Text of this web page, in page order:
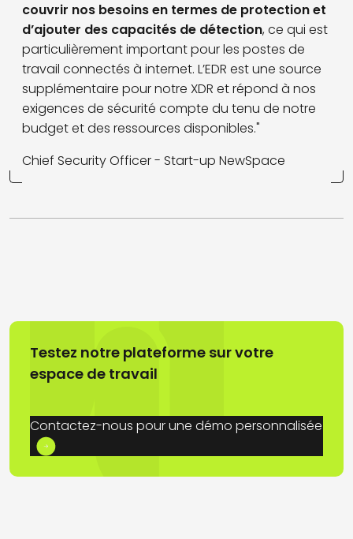
couvrir nos besoins en termes de protection et
d’ajouter des capacités de détection, ce qui est
particulièrement important pour les postes de
travail connectés à internet. L’EDR est une source
supplémentaire pour notre XDR et répond à nos
exigences de sécurité compte du tenu de notre
budget et des ressources disponibles."
Chief Security Officer - Start-up NewSpace
Testez notre plateforme sur votre
espace de travail
Contactez-nous pour une démo personnalisée